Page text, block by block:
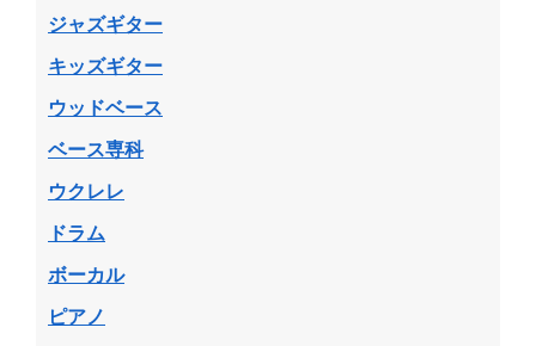
ジャズギター
キッズギター
ウッドベース
ベース専科
ウクレレ
ドラム
ボーカル
ピアノ